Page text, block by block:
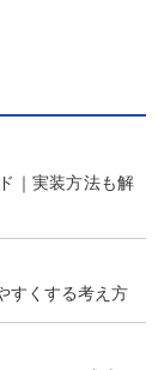
｜実装方法も解
すくする考え方